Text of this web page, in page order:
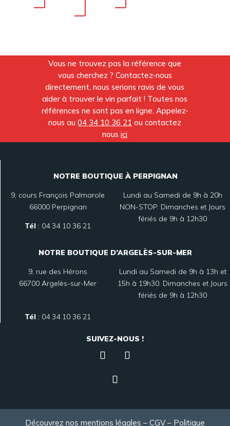
Vous ne trouvez pas la référence que
vous cherchez ? Contactez-nous
directement, nous serions ravis de vous
aider à trouver le vin parfait ! Toutes nos
références ne sont pas en ligne. Appelez-
nous au04 34 10 36 21 ou contactez
nousici
NOTRE BOUTIQUE À PERPIGNAN
9, cours François Palmarole
66000 Perpignan
Tél : 04 34 10 36 21
Lundi au Samedi de 9h à 20h
NON-STOP. Dimanches et Jours
fériés de 9h à 12h30
NOTRE BOUTIQUE D’ARGELÈS-SUR-MER
9, rue des Hérons
66700 Argelès-sur-Mer
Tél : 04 34 10 36 21
Lundi au Samedi de 9h à 13h et
15h à 19h30. Dimanches et Jours
fériés de 9h à 12h30
SUIVEZ-NOUS !
Découvrez nos mentions légales – CGV– Politique